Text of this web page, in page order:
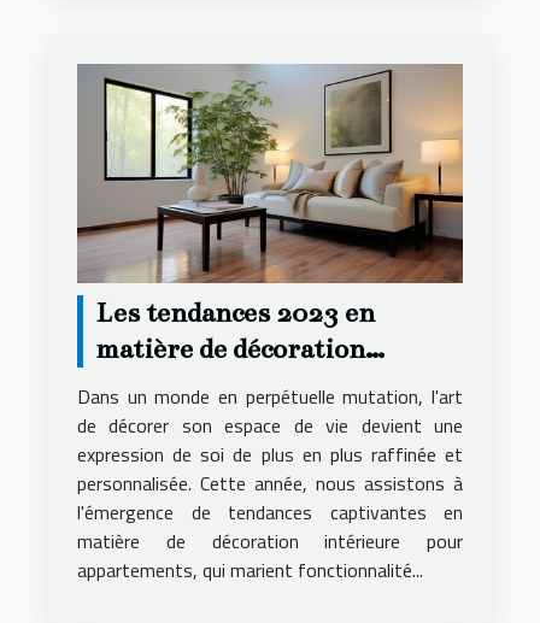
Les tendances 2023 en
matière de décoration
intérieure pour
appartements
Dans un monde en perpétuelle mutation, l'art
de décorer son espace de vie devient une
expression de soi de plus en plus raffinée et
personnalisée. Cette année, nous assistons à
l'émergence de tendances captivantes en
matière de décoration intérieure pour
appartements, qui marient fonctionnalité...